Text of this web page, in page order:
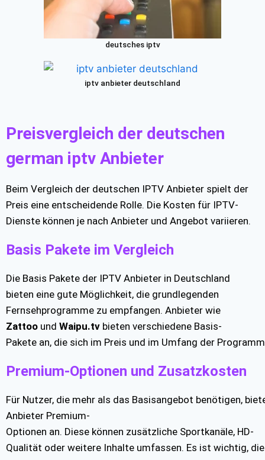
deutsches iptv
iptv anbieter deutschland
Preisvergleich der deutschen
german iptv Anbieter
Beim Vergleich der deutschen IPTV Anbieter spielt der
Preis eine entscheidende Rolle. Die Kosten für IPTV-
Dienste können je nach Anbieter und Angebot variieren.
Basis Pakete im Vergleich
Die Basis Pakete der IPTV Anbieter in Deutschland
bieten eine gute Möglichkeit, die grundlegenden
Fernsehprogramme zu empfangen. Anbieter wie
Zattoo und Waipu.tv bieten verschiedene Basis-
Pakete an, die sich im Preis und im Umfang der
Premium-Optionen und Zusatzkosten
Für Nutzer, die mehr als das Basisangebot benötigen,
Anbieter Premium-
Optionen an. Diese können zusätzliche Sportkanäle, HD-
Qualität oder weitere Inhalte umfassen. Es ist wichtig,